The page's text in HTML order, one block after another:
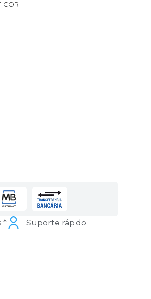
COR
* Suporte rápido